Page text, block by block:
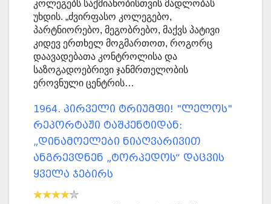
კოლეგებს საქმიანობისთვის მადლობას
უხდის. „ძვირფასო კოლეგებო,
პარტნიორებო, მეგობრებო, მაქვს პატივი
კიდევ ერთხელ მოგმართოთ, როგორც
დაავადებათა კონტროლისა და
საზოგადოებრივი ჯანმრთელობის
ეროვნული ცენტრის…
1964. პირველი ტრიუმფი! "ლელოს"
რეპორტაჟი ტაშკენტიდან:
„დინამოელები ნიაღვარივით
ანგრევდნენ „ტორპედოს“ დაცვის
ყველა ჯებირს